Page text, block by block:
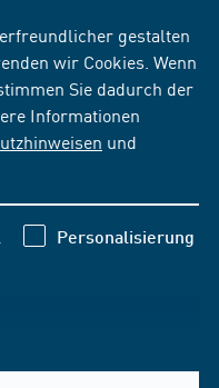
gestalten
wir Cookies. Wenn
Sie dadurch der
Informationen
und
Personalisierung